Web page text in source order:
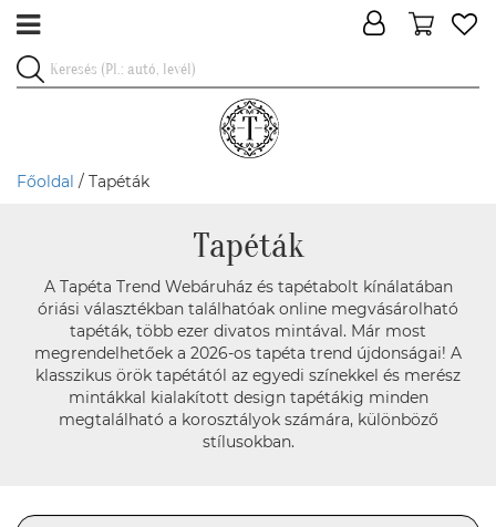
Főoldal / Tapéták
Tapéták
A Tapéta Trend Webáruház és tapétabolt kínálatában
óriási választékban találhatóak online megvásárolható
tapéták, több ezer divatos mintával. Már most
megrendelhetőek a 2026-os tapéta trend újdonságai! A
klasszikus örök tapétától az egyedi színekkel és merész
mintákkal kialakított design tapétákig minden
megtalálható a korosztályok számára, különböző
stílusokban.